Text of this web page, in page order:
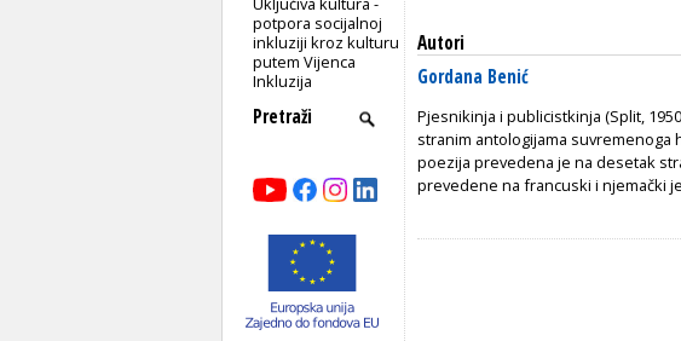
potpora socijalnoj
inkluziji kroz kulturu
putem Vijenca
Inkluzija
Autori
Gordana Benić
Pjesnikinja i publicistkinja (Split,
stranim antologijama suvremenoga
poezija prevedena je na desetak
prevedene na francuski i njemački